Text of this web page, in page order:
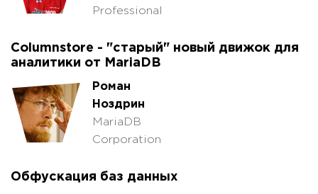
Professional
Columnstore - "старый" новый движок для
аналитики от MariaDB
Роман
Ноздрин
MariaDB
Corporation
Обфускация баз данных